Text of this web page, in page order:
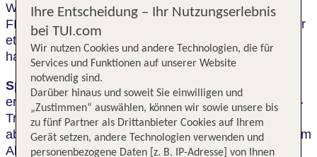
Wer Action und Party liebt, der ist im ROBINSON
FIEBERBRUNN bestens aufgehoben. Hier ist „immer
etwas los“! Das Entertainment Programm am Abend
hat hier einen besonders großen Stellenwert.
Speziell für Alleinreisende:
zusammen mehr
erleben bei den TUI Solo Wochen mit Solo-Traveller-
Treff und gemeinsamen Aktivitäten,
abwechslungsreichem Entertainment sowie Partys am
Abend.
Ihre Entscheidung – Ihr Nutzungserlebnis
bei TUI.com
Wir nutzen Cookies und andere Technologien, die für
Services und Funktionen auf unserer Website
notwendig sind.
Darüber hinaus und soweit Sie einwilligen und
„Zustimmen“ auswählen, können wir sowie unsere bis
zu fünf Partner als Drittanbieter Cookies auf Ihrem
Gerät setzen, andere Technologien verwenden und
personenbezogene Daten [z. B. IP-Adresse] von Ihnen